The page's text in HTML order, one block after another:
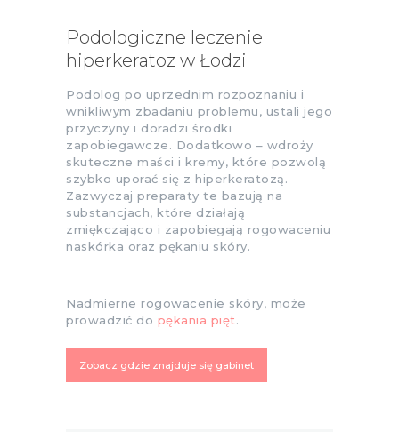
Podologiczne leczenie
hiperkeratoz w Łodzi
Podolog po uprzednim rozpoznaniu i
wnikliwym zbadaniu problemu, ustali jego
przyczyny i doradzi środki
zapobiegawcze. Dodatkowo – wdroży
skuteczne maści i kremy, które pozwolą
szybko uporać się z hiperkeratozą.
Zazwyczaj preparaty te bazują na
substancjach, które działają
zmiękczająco i zapobiegają rogowaceniu
naskórka oraz pękaniu skóry.
Nadmierne rogowacenie skóry, może
prowadzić do pękania pięt.
Zobacz gdzie znajduje się gabinet